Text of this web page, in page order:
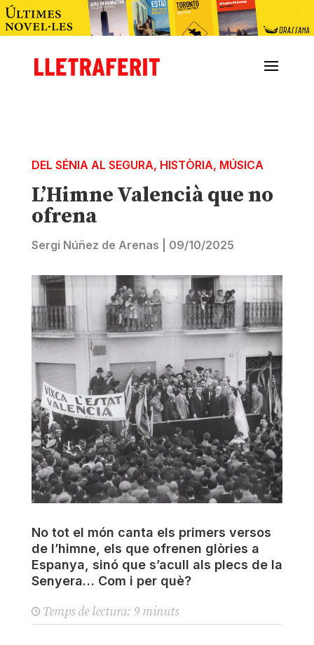
DEL SÉNIA AL SEGURA, HISTÒRIA, MÚSICA
L’Himne Valencià que no
ofrena
Sergi Núñez de Arenas 09/10/2025
No tot el món canta els primers versos
de l’himne, els que ofrenen glòries a
Espanya, sinó que s’acull als plecs de la
Senyera… Com i per què?
Temps de lectura: 9 minuts